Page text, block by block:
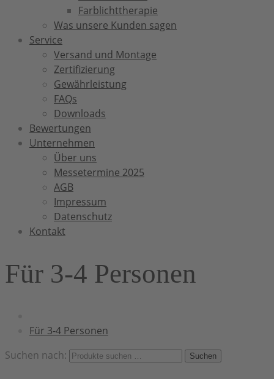
Farblichttherapie
Was unsere Kunden sagen
Service
Versand und Montage
Zertifizierung
Gewährleistung
FAQs
Downloads
Bewertungen
Unternehmen
Über uns
Messetermine 2025
AGB
Impressum
Datenschutz
Kontakt
Für 3-4 Personen
Für 3-4 Personen
Suchen nach:
Suchen